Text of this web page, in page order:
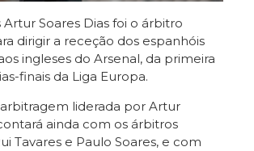
Soares Dias foi o árbitro
dirigir a receção dos espanhóis
ingleses do Arsenal, da primeira
finais da Liga Europa.
liderada por Artur
ainda com os árbitros
Tavares e Paulo Soares, e com